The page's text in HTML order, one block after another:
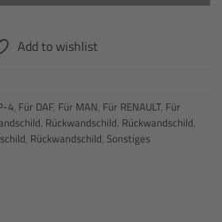
Add to wishlist
4, Für DAF, Für MAN, Für RENAULT, Für
, Rückwandschild, Rückwandschild,
, Rückwandschild, Sonstiges